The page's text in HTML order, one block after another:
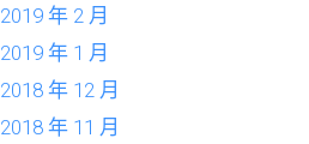
2019 年 2 月
2019 年 1 月
2018 年 12 月
2018 年 11 月